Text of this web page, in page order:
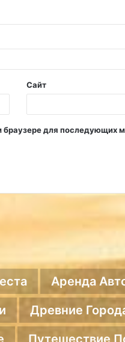
Сайт
браузере для последующих
Аренда
Древние
Путешествие